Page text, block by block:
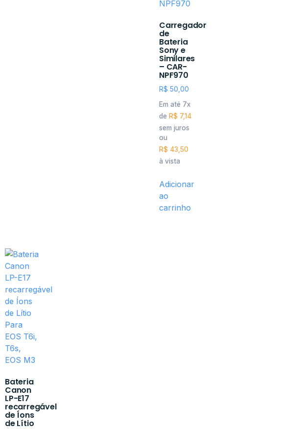
Carregador
de
Bateria
Sony e
Similares
– CAR-
NPF970
R$ 50,00
Em até 7x
de R$ 7,14
sem juros
ou
R$ 43,50
à vista
Adicionar
ao
carrinho
Bateria
Canon
LP-E17
recarregável
de Íons
de Lítio